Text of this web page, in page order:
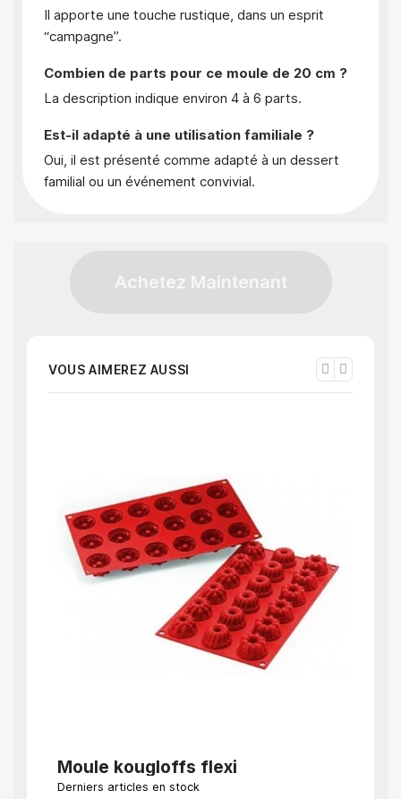
Il apporte une touche rustique, dans un esprit
“campagne”.
Combien de parts pour ce moule de 20 cm ?
La description indique environ 4 à 6 parts.
Est-il adapté à une utilisation familiale ?
Oui, il est présenté comme adapté à un dessert
familial ou un événement convivial.
Achetez Maintenant
VOUS AIMEREZ AUSSI
Moule kougloffs flexi
Derniers articles en stock